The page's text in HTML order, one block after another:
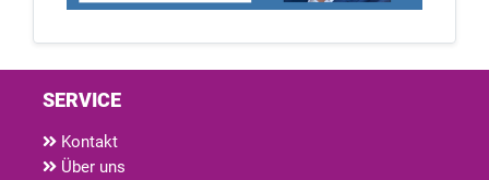
SERVICE
Kontakt
Über uns